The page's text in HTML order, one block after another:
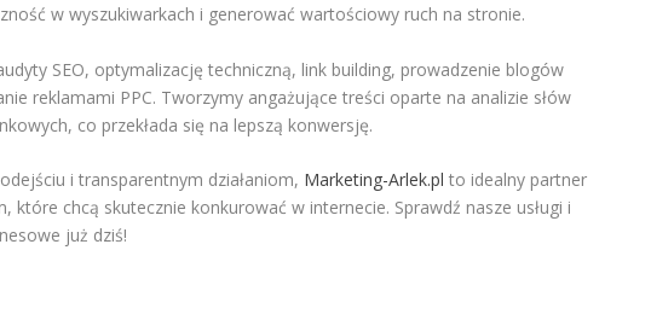
w wyszukiwarkach i generować wartościowy ruch na stronie.
SEO, optymalizację techniczną, link building, prowadzenie blogów
reklamami PPC. Tworzymy angażujące treści oparte na analizie słów
co przekłada się na lepszą konwersję.
i transparentnym działaniom, Marketing-Arlek.pl to idealny partner
które chcą skutecznie konkurować w internecie. Sprawdź nasze usługi i
już dziś!